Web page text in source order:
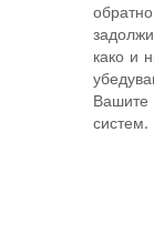
како и
Вашите
систем.